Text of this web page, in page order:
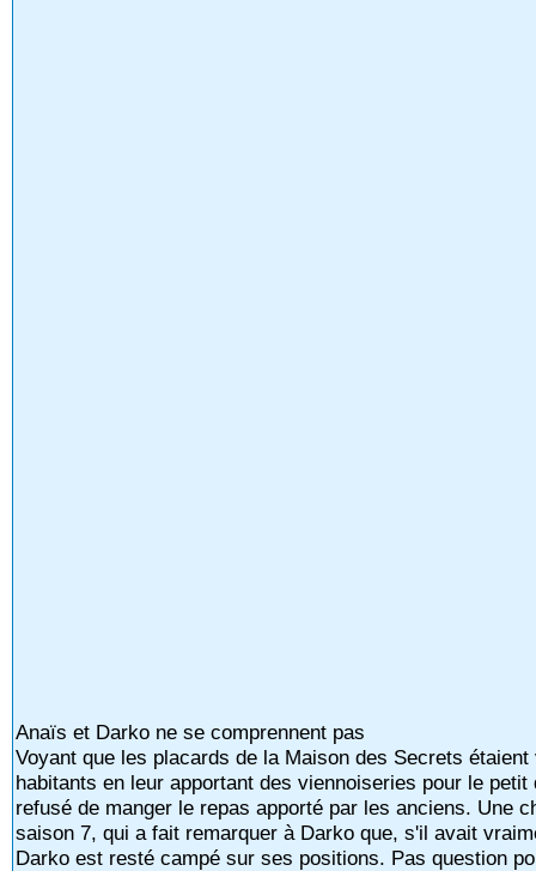
Anaïs et Darko ne se comprennent pas
Voyant que les placards de la Maison des Secrets
habitants en leur apportant des viennoiseries pour le
refusé de manger le repas apporté par les anciens. Une
saison 7, qui a fait remarquer à Darko que, s'il avait
Darko est resté campé sur ses positions. Pas question